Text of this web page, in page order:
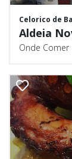
Celorico de
Aldeia
Onde Comer